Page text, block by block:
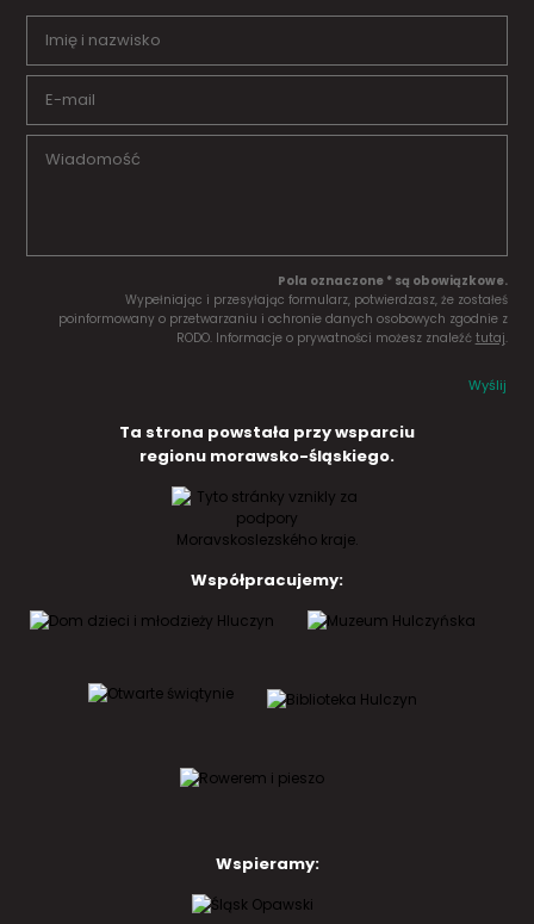
Pola oznaczone * są obowiązkowe.
Wypełniając i przesyłając formularz, potwierdzasz, że zostałeś
poinformowany o przetwarzaniu i ochronie danych osobowych zgodnie z
RODO. Informacje o prywatności możesz znaleźć tutaj.
Wyślij
Ta strona powstała przy wsparciu
regionu morawsko-śląskiego.
Współpracujemy:
Wspieramy: